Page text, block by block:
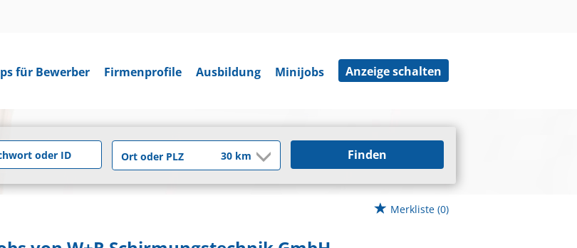
für Bewerber Firmenprofile Ausbildung Minijobs Anzeige schalten
Finden
Merkliste (0)